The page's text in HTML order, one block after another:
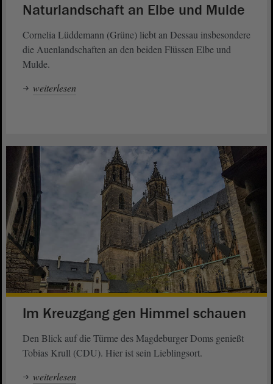
Naturlandschaft an Elbe und Mulde
Cornelia Lüddemann (Grüne) liebt an Dessau insbesondere
die Auenlandschaften an den beiden Flüssen Elbe und
Mulde.
weiterlesen
Im Kreuzgang gen Himmel schauen
Den Blick auf die Türme des Magdeburger Doms genießt
Tobias Krull (CDU). Hier ist sein Lieblingsort.
weiterlesen